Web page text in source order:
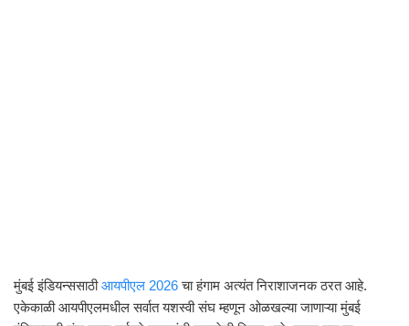
मुंबई इंडियन्ससाठीआयपीएल 2026चा हंगाम अत्यंत निराशाजनक ठरत आहे.
एकेकाळी आयपीएलमधील सर्वात यशस्वी संघ म्हणून ओळखल्या जाणाऱ्या मुंबई